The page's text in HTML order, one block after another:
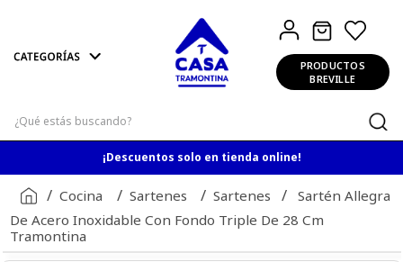
PRODUCTOS
BREVILLE
¡Descuentos solo en tienda online!
Cocina Sartenes Sartenes
Sartén Allegra
De Acero Inoxidable Con Fondo Triple De 28 Cm
Tramontina